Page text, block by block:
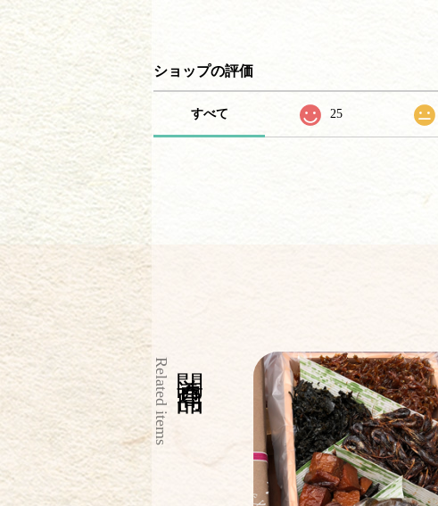
ショップの評価
すべて 25
Related items